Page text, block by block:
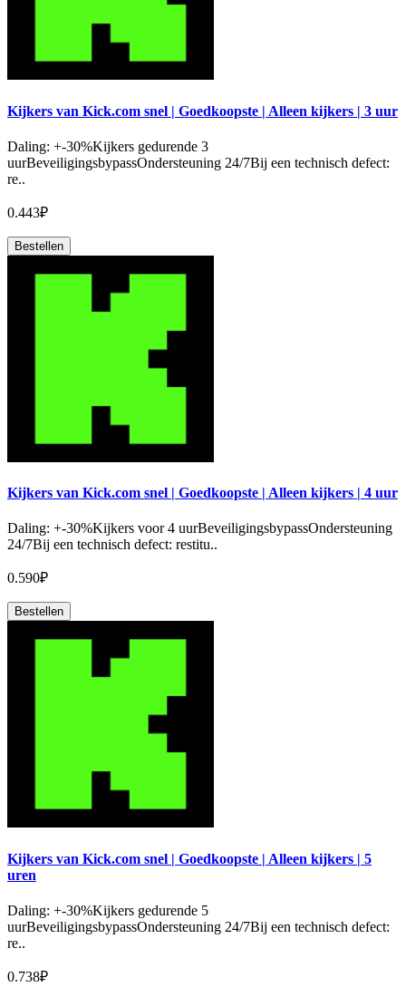
Kijkers van Kick.com snel | Goedkoopste | Alleen kijkers | 3 uur
Daling: +-30%Kijkers gedurende 3
uurBeveiligingsbypassOndersteuning 24/7Bij een technisch defect:
re..
0.443₽
Bestellen
Kijkers van Kick.com snel | Goedkoopste | Alleen kijkers | 4 uur
Daling: +-30%Kijkers voor 4 uurBeveiligingsbypassOndersteuning
24/7Bij een technisch defect: restitu..
0.590₽
Bestellen
Kijkers van Kick.com snel | Goedkoopste | Alleen kijkers | 5
uren
Daling: +-30%Kijkers gedurende 5
uurBeveiligingsbypassOndersteuning 24/7Bij een technisch defect:
re..
0.738₽